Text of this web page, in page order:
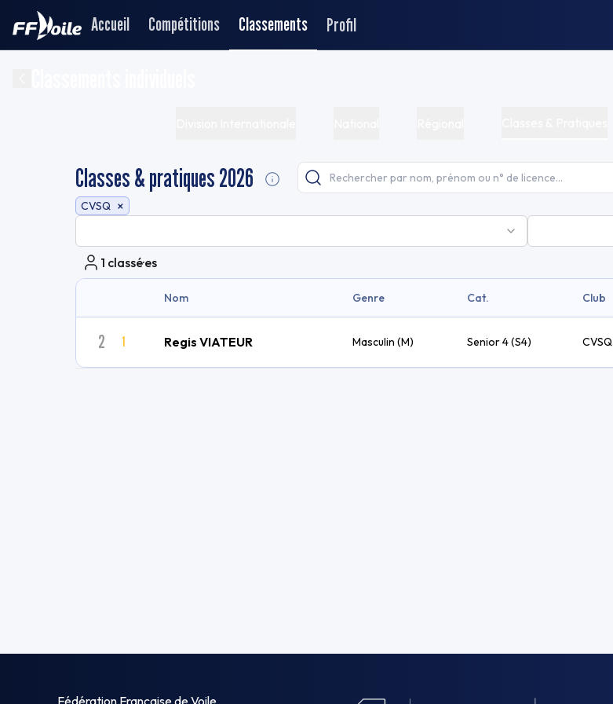
Accueil Compétitions Classements Profil
Classes & pratiques 2026
CVSQ ×
1 classé·es
Nom Genre Cat. Club
2 1 Regis VIATEUR Masculin (M) Senior 4 (S4) CVSQ
Fédération Française de Voile